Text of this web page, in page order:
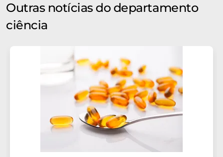
Outras notícias do departamento
ciência